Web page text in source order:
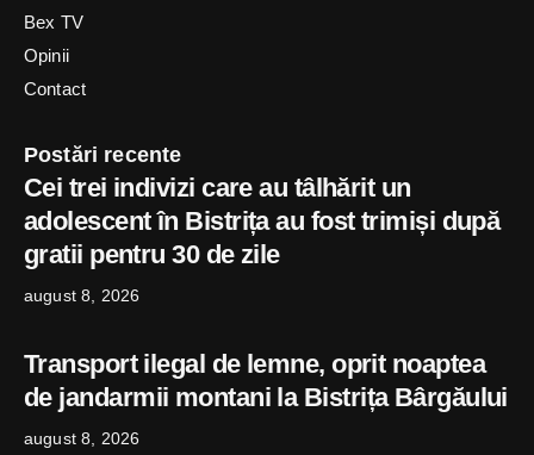
Bex TV
Opinii
Contact
Postări recente
Cei trei indivizi care au tâlhărit un
adolescent în Bistrița au fost trimiși după
gratii pentru 30 de zile
august 8, 2026
Transport ilegal de lemne, oprit noaptea
de jandarmii montani la Bistrița Bârgăului
august 8, 2026